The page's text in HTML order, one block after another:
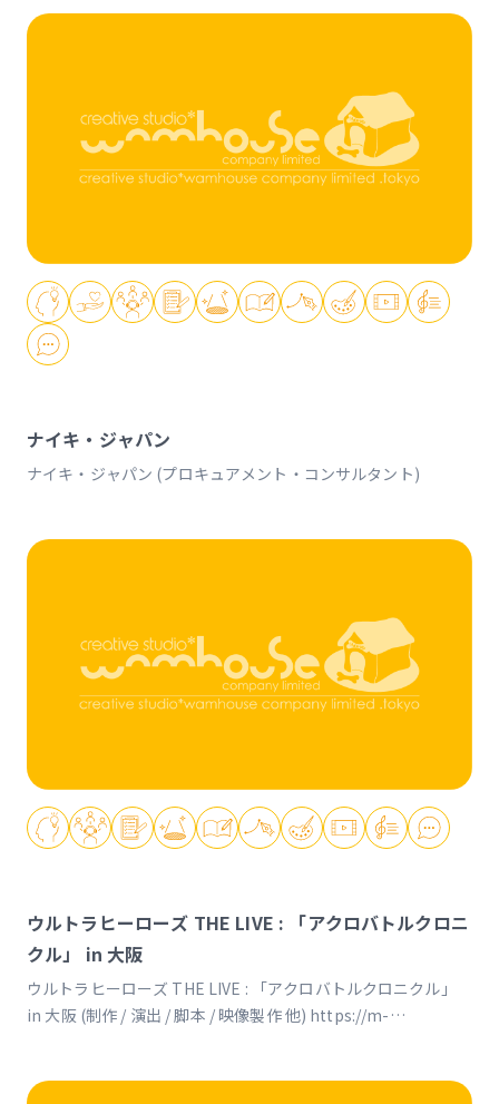
ナイキ・ジャパン
ナイキ・ジャパン (プロキュアメント・コンサルタント)
ウルトラヒーローズ THE LIVE : 「アクロバトルクロニ
クル」 in 大阪
ウルトラヒーローズ THE LIVE : 「アクロバトルクロニクル」
in 大阪 (制作 / 演出 / 脚本 / 映像製作 他) https://m-